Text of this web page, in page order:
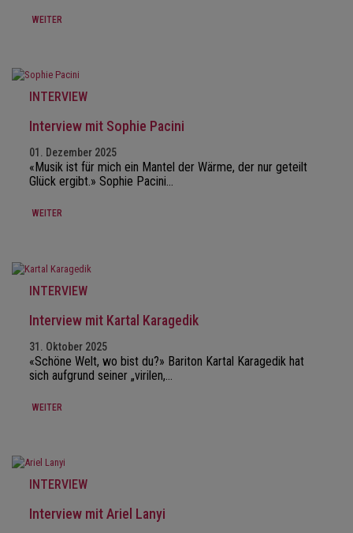
WEITER
INTERVIEW
Interview mit Sophie Pacini
01. Dezember 2025
«Musik ist für mich ein Mantel der Wärme, der nur geteilt
Glück ergibt.» Sophie Pacini…
WEITER
INTERVIEW
Interview mit Kartal Karagedik
31. Oktober 2025
«Schöne Welt, wo bist du?» Bariton Kartal Karagedik hat
sich aufgrund seiner „virilen,…
WEITER
INTERVIEW
Interview mit Ariel Lanyi